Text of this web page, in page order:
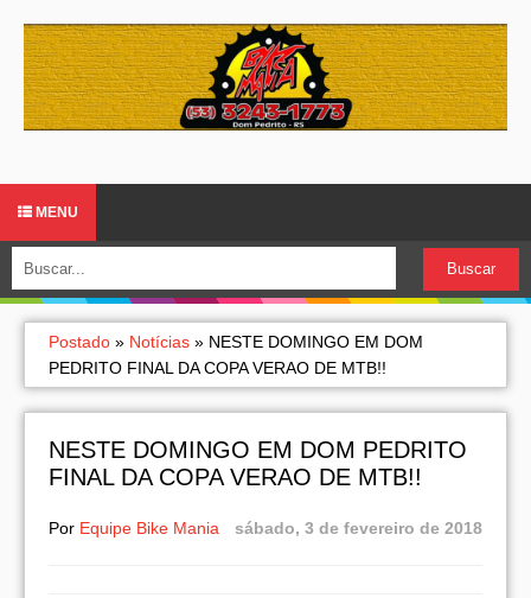
MENU
Postado » Notícias » NESTE DOMINGO EM DOM
PEDRITO FINAL DA COPA VERAO DE MTB!!
NESTE DOMINGO EM DOM PEDRITO
FINAL DA COPA VERAO DE MTB!!
Por Equipe Bike Mania sábado, 3 de fevereiro de 2018